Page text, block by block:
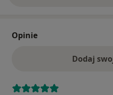
Opinie
Dodaj